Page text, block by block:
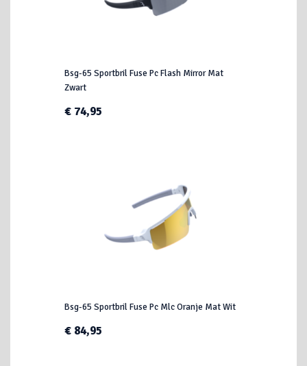
Bsg-65 Sportbril Fuse Pc Flash Mirror Mat
Zwart
€ 74,95
Bsg-65 Sportbril Fuse Pc Mlc Oranje Mat Wit
€ 84,95